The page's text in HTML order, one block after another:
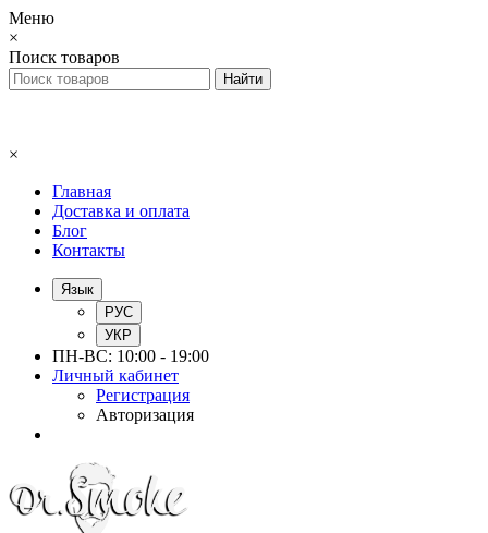
Меню
×
Поиск товаров
×
Главная
Доставка и оплата
Блог
Контакты
Язык
РУС
УКР
ПН-ВС: 10:00 - 19:00
Личный кабинет
Регистрация
Авторизация